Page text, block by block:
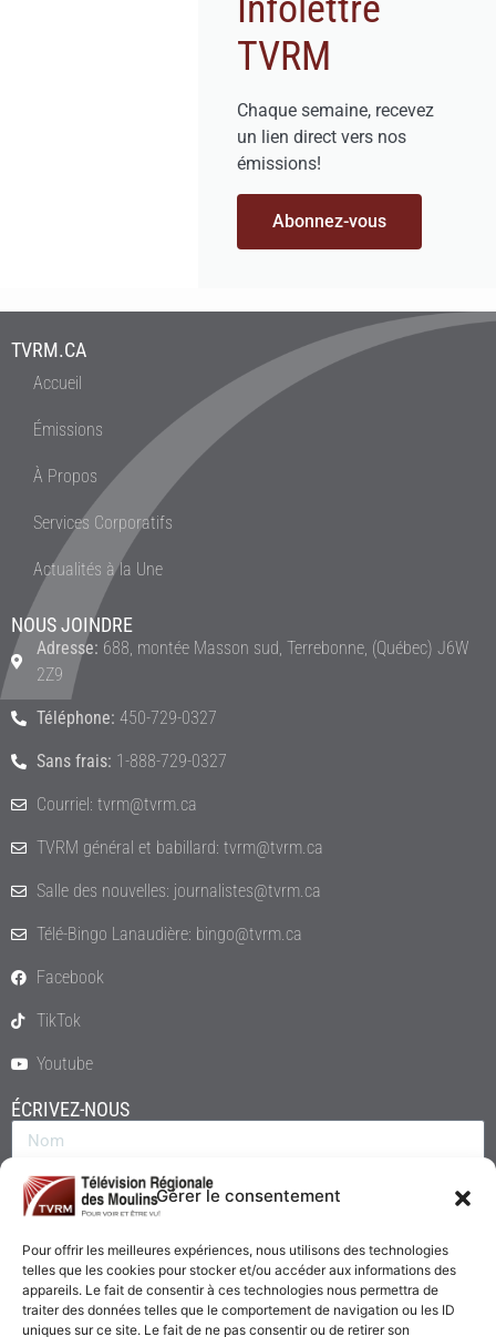
Gérer le consentement
Pour offrir les meilleures expériences, nous utilisons des technologies
telles que les cookies pour stocker et/ou accéder aux informations des
appareils. Le fait de consentir à ces technologies nous permettra de
traiter des données telles que le comportement de navigation ou les ID
uniques sur ce site. Le fait de ne pas consentir ou de retirer son
TVRM
Chaque semaine, recevez
un lien direct vers nos
émissions!
Abonnez-vous
TVRM.CA
Accueil
Émissions
À Propos
Services Corporatifs
Actualités à la Une
NOUS JOINDRE
Adresse: 688, montée Masson sud, Terrebonne, (Québec) J6W
2Z9
Téléphone: 450-729-0327
Sans frais: 1-888-729-0327
Courriel: tvrm@tvrm.ca
TVRM général et babillard: tvrm@tvrm.ca
Salle des nouvelles: journalistes@tvrm.ca
Télé-Bingo Lanaudière: bingo@tvrm.ca
Facebook
TikTok
Youtube
ÉCRIVEZ-NOUS